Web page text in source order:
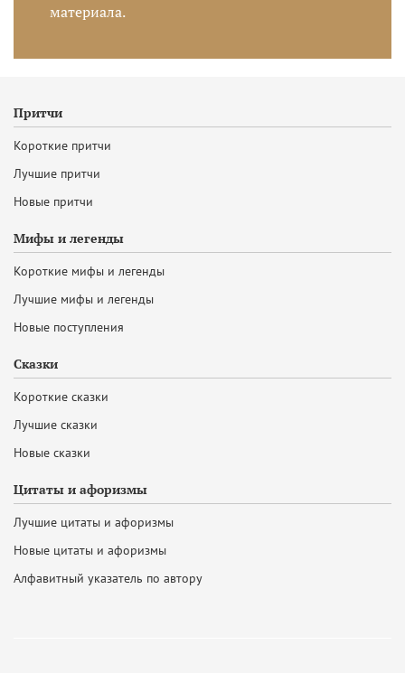
материала.
Притчи
Короткие притчи
Лучшие притчи
Новые притчи
Мифы и легенды
Короткие мифы и легенды
Лучшие мифы и легенды
Новые поступления
Сказки
Короткие сказки
Лучшие сказки
Новые сказки
Цитаты и афоризмы
Лучшие цитаты и афоризмы
Новые цитаты и афоризмы
Алфавитный указатель по автору